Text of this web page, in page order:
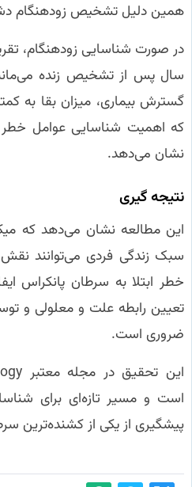
همین دلیل تشخیص زودهنگام
در صورت شناسایی زودهنگام،
سال پس از تشخیص زنده
که اهمیت شناسایی عوامل خطر
نشان می‌دهد.
نتیجه‌ گیری
این مطالعه نشان می‌دهد که
سبک زندگی فردی می‌توانند
خطر ابتلا به سرطان پانکراس
تعیین رابطه علت و معلولی و
ضروری است.
است و مسیر تازه‌ای برای
پیشگیری از یکی از کشنده‌ترین